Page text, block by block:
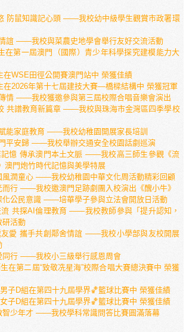
防鼠知識記心頭 ——我校幼中級學生觀賞市政署環
誼 ——我校與菜農史地學會舉行友好交流活動
在第一屆澳門（國際）青少年科學探究建模能力大
在WSE田徑公開賽澳門站中 榮獲佳績
在2026年第十七屆建技大賽―橋樑結構中 榮獲冠軍
情 ——我校獲邀參與第三屆校際合唱音樂會演出
共譜教育新篇章 ——我校與珠海市金灣區四季學校
能家庭教育 ——我校幼稚園開展家長培訓
平安歸 ——我校舉辦交通安全校園話劇巡演
記憶 傳承澳門本土文脈 ——我校高三師生參觀《流
澳門炮竹時代記憶與美學特展
風潤童心 ——我校幼稚園中華文化周活動精彩回顧
而行 ——我校邀澳門足跡劇團入校演出《醜小牛》
化公民意識 ——培華學子參與立法會開放日活動
流 共探AI倫理教育 ——我校教師參與「提升認知，
研活動
友愛 攜手共創鄰舍情誼 ——我校小學部與友校開展
同行 ——我校小三級舉行感恩周會
在第二屆“致敬冼星海”校際合唱大賽總決賽中 榮獲
子D組在第四十九屆學界🏀籃球比賽中 榮獲佳績
子D組在第四十九屆學界🏀籃球比賽中 榮獲佳績
智少年才 ——我校學科常識問答比賽圓滿落幕